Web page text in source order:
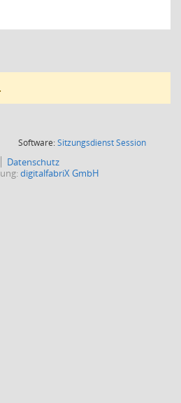
Software:SitzungsdienstSession(Wird in
Datenschutz
digitalfabriX GmbH